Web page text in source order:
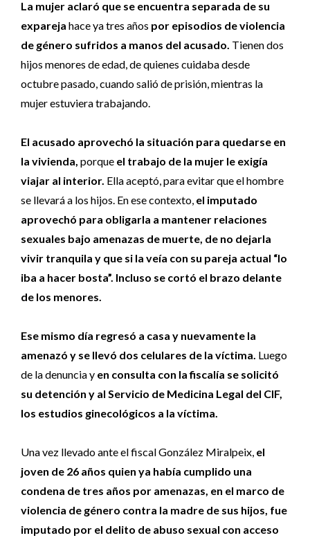
La mujer aclaró que se encuentra separada de su
expareja hace ya tres años por episodios de violencia
de género sufridos a manos del acusado. Tienen dos
hijos menores de edad, de quienes cuidaba desde
octubre pasado, cuando salió de prisión, mientras la
mujer estuviera trabajando.
El acusado aprovechó la situación para quedarse en
la vivienda, porque el trabajo de la mujer le exigía
viajar al interior. Ella aceptó, para evitar que el hombre
se llevará a los hijos. En ese contexto, el imputado
aprovechó para obligarla a mantener relaciones
sexuales bajo amenazas de muerte, de no dejarla
vivir tranquila y que si la veía con su pareja actual “lo
iba a hacer bosta”. Incluso se cortó el brazo delante
de los menores.
Ese mismo día regresó a casa y nuevamente la
amenazó y se llevó dos celulares de la víctima. Luego
de la denuncia y en consulta con la fiscalía se solicitó
su detención y al Servicio de Medicina Legal del CIF,
los estudios ginecológicos a la víctima.
Una vez llevado ante el fiscal González Miralpeix, el
joven de 26 años quien ya había cumplido una
condena de tres años por amenazas, en el marco de
violencia de género contra la madre de sus hijos, fue
imputado por el delito de abuso sexual con acceso